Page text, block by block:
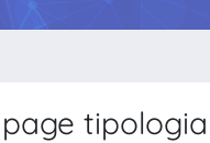
tipologia